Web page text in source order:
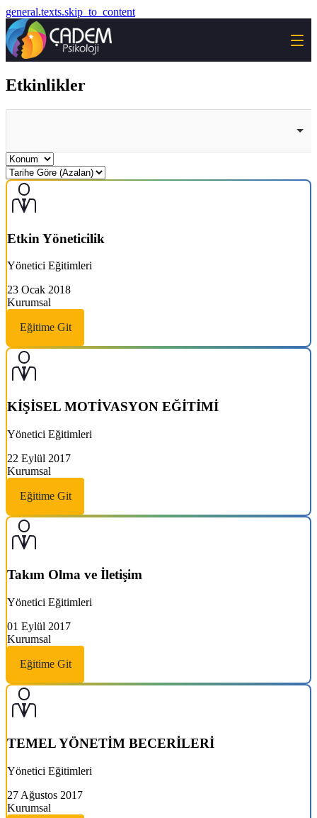
general.texts.skip_to_content
Etkinlikler
Etkin Yöneticilik
Yönetici Eğitimleri
23 Ocak 2018
Kurumsal
Eğitime Git
KİŞİSEL MOTİVASYON EĞİTİMİ
Yönetici Eğitimleri
22 Eylül 2017
Kurumsal
Eğitime Git
Takım Olma ve İletişim
Yönetici Eğitimleri
01 Eylül 2017
Kurumsal
Eğitime Git
TEMEL YÖNETİM BECERİLERİ
Yönetici Eğitimleri
27 Ağustos 2017
Kurumsal